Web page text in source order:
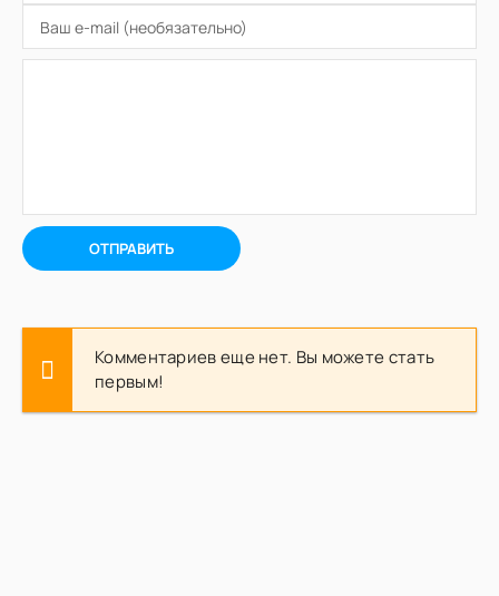
ОТПРАВИТЬ
Комментариев еще нет. Вы можете стать
первым!